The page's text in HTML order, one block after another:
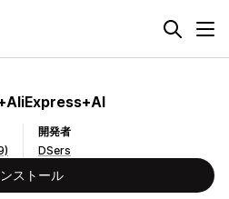
開発者
DSers
ストール